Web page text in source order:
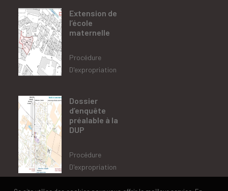
Extension de
l’école
maternelle
Procédure
D'expropriation
Dossier
d’enquête
préalable à la
DUP
Procédure
D'expropriation